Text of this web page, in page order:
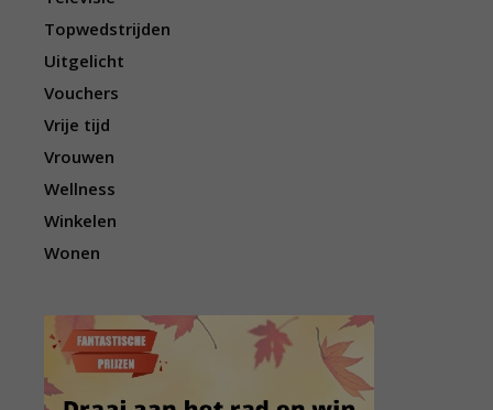
Topwedstrijden
Uitgelicht
Vouchers
Vrije tijd
Vrouwen
Wellness
Winkelen
Wonen